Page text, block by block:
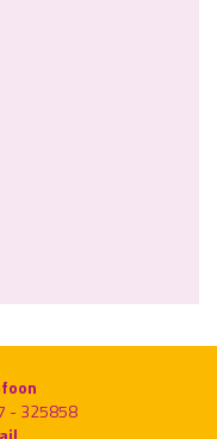
- 325858